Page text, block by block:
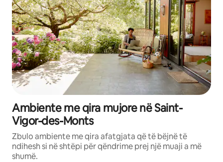
Ambiente me qira mujore në Saint-
Vigor-des-Monts
Zbulo ambiente me qira afatgjata që të bëjnë të
ndihesh si në shtëpi për qëndrime prej një muaji a më
shumë.